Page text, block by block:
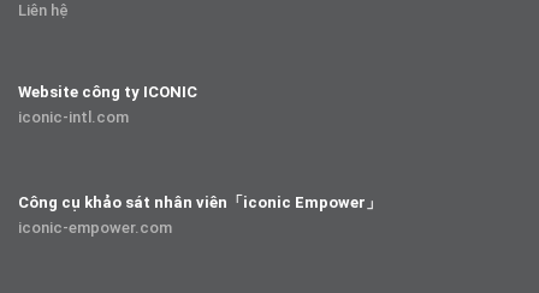
Liên hệ
Website công ty ICONIC
iconic-intl.com
Công cụ khảo sát nhân viên「iconic Empower」
iconic-empower.com